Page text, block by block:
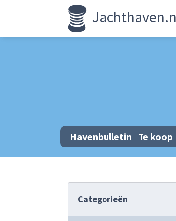
Havenbulletin | Te koop
Categorieën